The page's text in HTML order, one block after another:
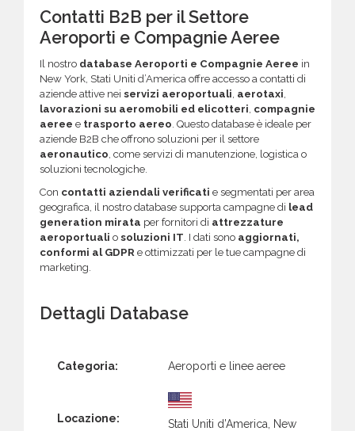
Contatti B2B per il Settore
Aeroporti e Compagnie Aeree
Il nostro database Aeroporti e Compagnie Aeree in
New York, Stati Uniti d’America offre accesso a contatti di
aziende attive nei servizi aeroportuali, aerotaxi,
lavorazioni su aeromobili ed elicotteri, compagnie
aeree e trasporto aereo. Questo database è ideale per
aziende B2B che offrono soluzioni per il settore
aeronautico, come servizi di manutenzione, logistica o
soluzioni tecnologiche.
Con contatti aziendali verificati e segmentati per area
geografica, il nostro database supporta campagne di lead
generation mirata per fornitori di attrezzature
aeroportuali o soluzioni IT. I dati sono aggiornati,
conformi al GDPR e ottimizzati per le tue campagne di
marketing.
Dettagli Database
Categoria: Aeroporti e linee aeree
Locazione:
Stati Uniti d’America, New